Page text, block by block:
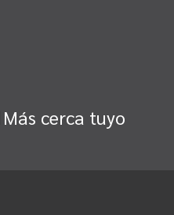
Más cerca tuyo